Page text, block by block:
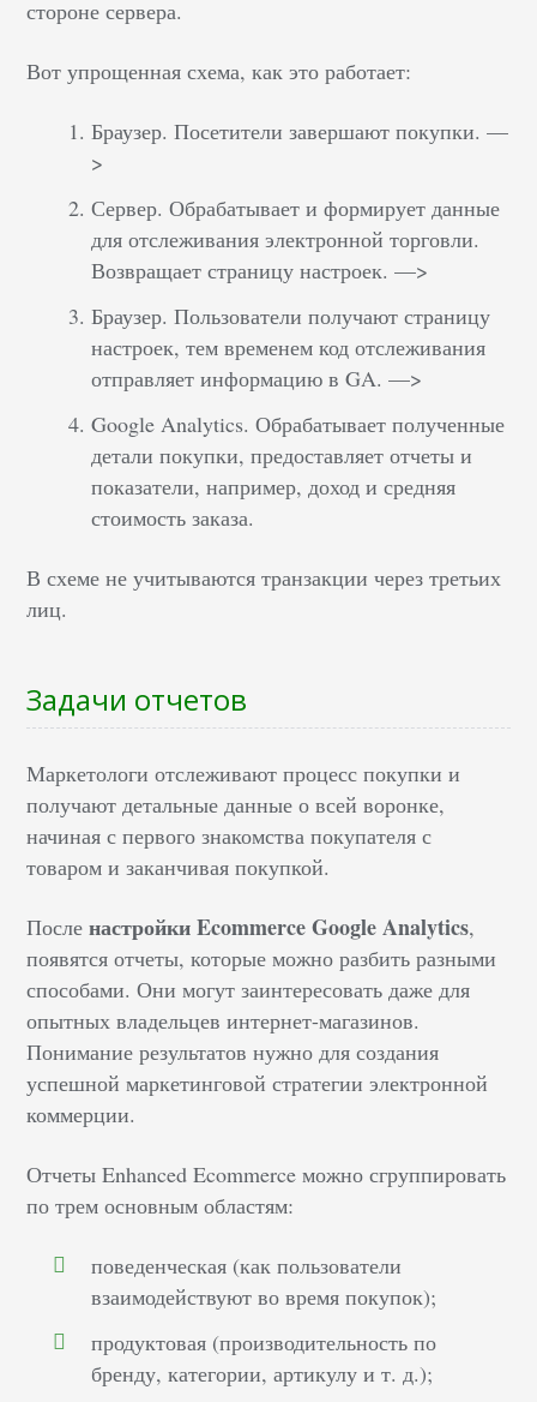
стороне сервера.
Вот упрощенная схема, как это работает:
Браузер. Посетители завершают покупки. —
>
Сервер. Обрабатывает и формирует данные
для отслеживания электронной торговли.
Возвращает страницу настроек. —>
Браузер. Пользователи получают страницу
настроек, тем временем код отслеживания
отправляет информацию в GA. —>
Google Analytics. Обрабатывает полученные
детали покупки, предоставляет отчеты и
показатели, например, доход и средняя
стоимость заказа.
В схеме не учитываются транзакции через третьих
лиц.
Задачи отчетов
Маркетологи отслеживают процесс покупки и
получают детальные данные о всей воронке,
начиная с первого знакомства покупателя с
товаром и заканчивая покупкой.
Посленастройки Ecommerce Google Analytics,
появятся отчеты, которые можно разбить разными
способами. Они могут заинтересовать даже для
опытных владельцев интернет-магазинов.
Понимание результатов нужно для создания
успешной маркетинговой стратегии электронной
коммерции.
Отчеты Enhanced Ecommerce можно сгруппировать
по трем основным областям:
поведенческая (как пользователи
взаимодействуют во время покупок);
продуктовая (производительность по
бренду, категории, артикулу и т. д.);